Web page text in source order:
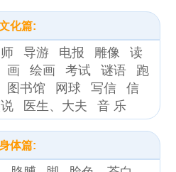
化篇:
导游 电报 雕像
读
画 绘画 考试 谜语
跑
图书馆 网球 写信
信
医生、大夫 音 乐
体篇: